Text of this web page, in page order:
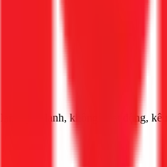
yếu lạnh, không hoạt động,